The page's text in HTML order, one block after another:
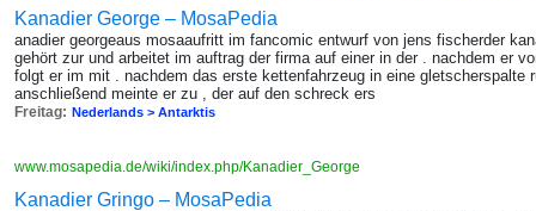
Kanadier George – MosaPedia
anadier georgeaus mosaaufritt im fancomic entwurf von jens fischerder
gehört zur und arbeitet im auftrag der firma auf einer in der . nachdem er
folgt er im mit . nachdem das erste kettenfahrzeug in eine gletscherspalte
anschließend meinte er zu , der auf den schreck ers
Freitag: Nederlands > Antarktis
www.mosapedia.de/wiki/index.php/Kanadier_George
Kanadier Gringo – MosaPedia